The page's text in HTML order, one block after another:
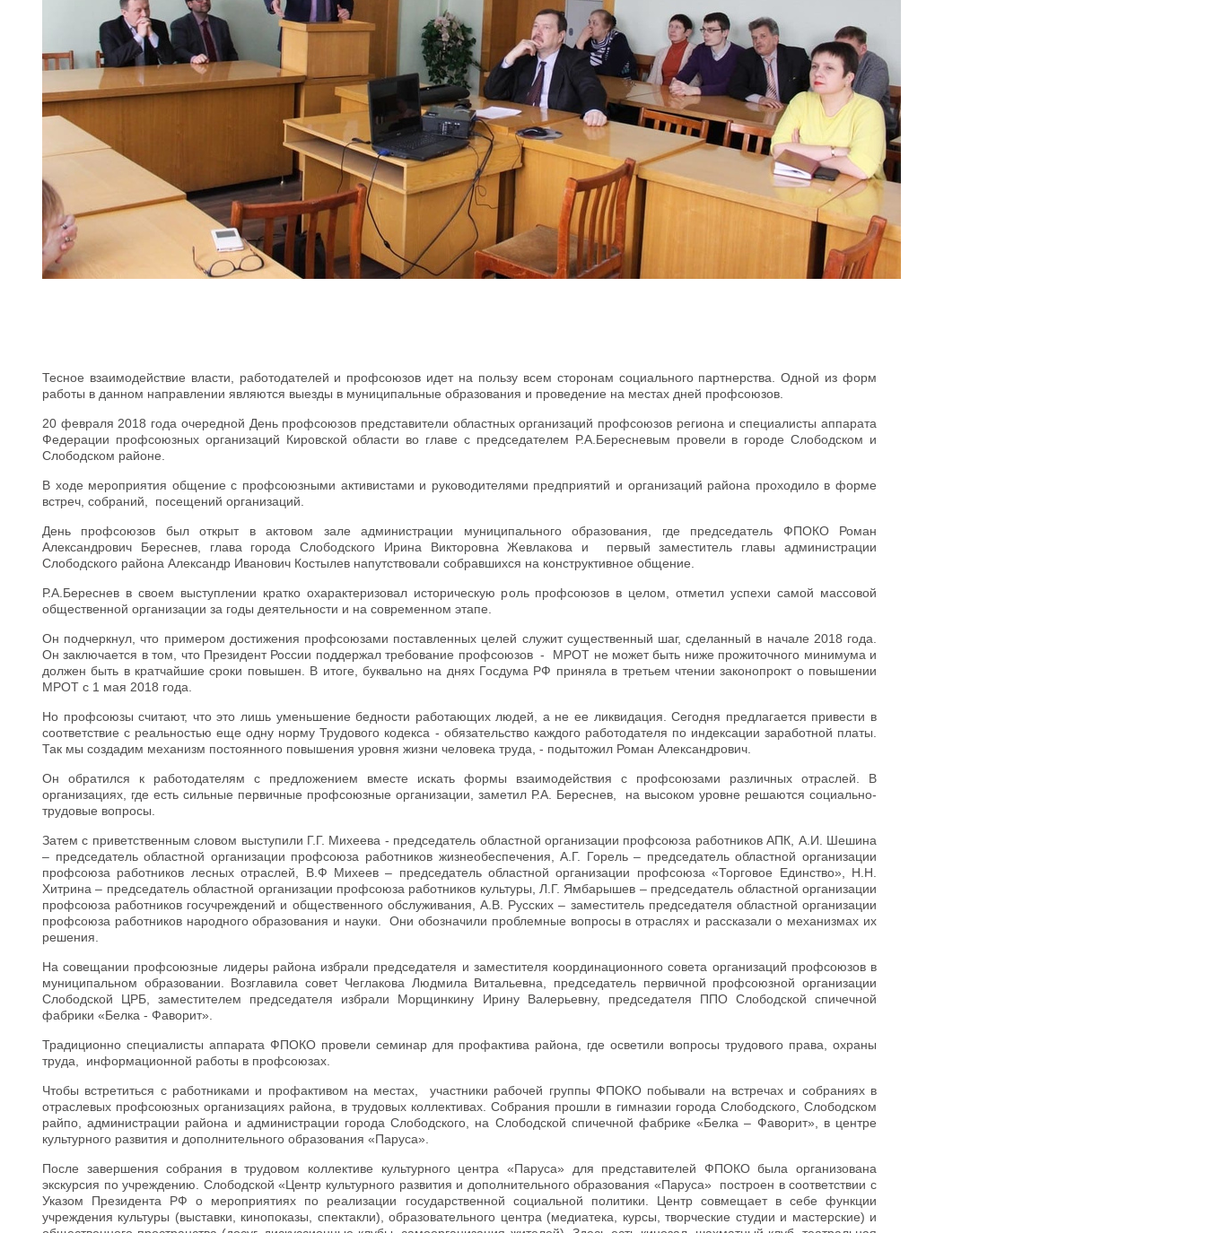
Тесное взаимодействие власти, работодателей и профсоюзов идет на пользу всем сторонам социального партнерства. Одной из форм
работы в данном направлении являются выезды в муниципальные образования и проведение на местах дней профсоюзов.
20 февраля 2018 года очередной День профсоюзов представители областных организаций профсоюзов региона и специалисты аппарата
Федерации профсоюзных организаций Кировской области во главе с председателем Р.А.Бересневым провели в городе Слободском и
Слободском районе.
В ходе мероприятия общение с профсоюзными активистами и руководителями предприятий и организаций района проходило в форме
встреч, собраний, посещений организаций.
День профсоюзов был открыт в актовом зале администрации муниципального образования, где председатель ФПОКО Роман
Александрович Береснев, глава города Слободского Ирина Викторовна Жевлакова и первый заместитель главы администрации
Слободского района Александр Иванович Костылев напутствовали собравшихся на конструктивное общение.
Р.А.Береснев в своем выступлении кратко охарактеризовал историческую роль профсоюзов в целом, отметил успехи самой массовой
общественной организации за годы деятельности и на современном этапе.
Он подчеркнул, что примером достижения профсоюзами поставленных целей служит существенный шаг, сделанный в начале 2018 года.
Он заключается в том, что Президент России поддержал требование профсоюзов - МРОТ не может быть ниже прожиточного минимума и
должен быть в кратчайшие сроки повышен. В итоге, буквально на днях Госдума РФ приняла в третьем чтении законопрокт о повышении
МРОТ с 1 мая 2018 года.
Но профсоюзы считают, что это лишь уменьшение бедности работающих людей, а не ее ликвидация. Сегодня предлагается привести в
соответствие с реальностью еще одну норму Трудового кодекса - обязательство каждого работодателя по индексации заработной платы.
Так мы создадим механизм постоянного повышения уровня жизни человека труда, - подытожил Роман Александрович.
Он обратился к работодателям с предложением вместе искать формы взаимодействия с профсоюзами различных отраслей. В
организациях, где есть сильные первичные профсоюзные организации, заметил Р.А. Береснев, на высоком уровне решаются социально-
трудовые вопросы.
Затем с приветственным словом выступили Г.Г. Михеева - председатель областной организации профсоюза работников АПК, А.И. Шешина
– председатель областной организации профсоюза работников жизнеобеспечения, А.Г. Горель – председатель областной организации
профсоюза работников лесных отраслей, В.Ф Михеев – председатель областной организации профсоюза «Торговое Единство», Н.Н.
Хитрина – председатель областной организации профсоюза работников культуры, Л.Г. Ямбарышев – председатель областной организации
профсоюза работников госучреждений и общественного обслуживания, А.В. Русских – заместитель председателя областной организации
профсоюза работников народного образования и науки. Они обозначили проблемные вопросы в отраслях и рассказали о механизмах их
решения.
На совещании профсоюзные лидеры района избрали председателя и заместителя координационного совета организаций профсоюзов в
муниципальном образовании. Возглавила совет Чеглакова Людмила Витальевна, председатель первичной профсоюзной организации
Слободской ЦРБ, заместителем председателя избрали Морщинкину Ирину Валерьевну, председателя ППО Слободской спичечной
фабрики «Белка - Фаворит».
Традиционно специалисты аппарата ФПОКО провели семинар для профактива района, где осветили вопросы трудового права, охраны
труда, информационной работы в профсоюзах.
Чтобы встретиться с работниками и профактивом на местах, участники рабочей группы ФПОКО побывали на встречах и собраниях в
отраслевых профсоюзных организациях района, в трудовых коллективах. Собрания прошли в гимназии города Слободского, Слободском
райпо, администрации района и администрации города Слободского, на Слободской спичечной фабрике «Белка – Фаворит», в центре
культурного развития и дополнительного образования «Паруса».
После завершения собрания в трудовом коллективе культурного центра «Паруса» для представителей ФПОКО была организована
экскурсия по учреждению. Слободской «Центр культурного развития и дополнительного образования «Паруса» построен в соответствии с
Указом Президента РФ о мероприятиях по реализации государственной социальной политики. Центр совмещает в себе функции
учреждения культуры (выставки, кинопоказы, спектакли), образовательного центра (медиатека, курсы, творческие студии и мастерские) и